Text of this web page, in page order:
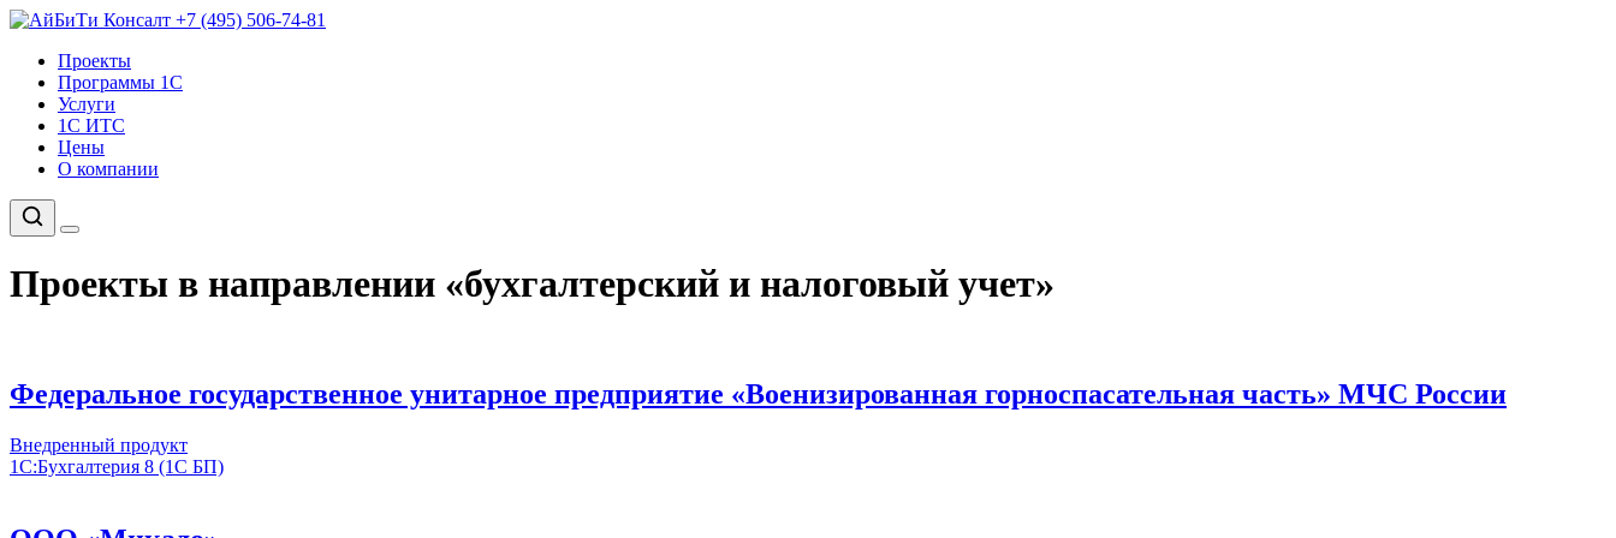
+7 (495) 506-74-81
Проекты
Программы 1С
Услуги
1С ИТС
Цены
О компании
Проекты в направлении «бухгалтерский и налоговый учет»
Федеральное государственное унитарное предприятие «Военизированная горноспасательная часть» МЧС России
Внедренный продукт
1С:Бухгалтерия 8 (1С БП)